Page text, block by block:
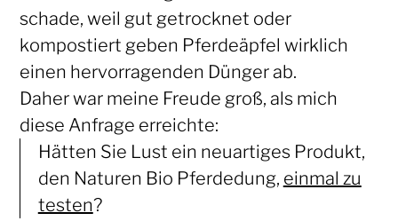
schade, weil gut getrocknet oder
kompostiert geben Pferdeäpfel wirklich
einen hervorragenden Dünger ab.
Daher war meine Freude groß, als mich
diese Anfrage erreichte:
Hätten Sie Lust ein neuartiges Produkt,
den Naturen Bio Pferdedung, einmal zu
testen?